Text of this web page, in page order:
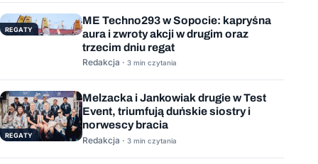
REGATY
ME Techno293 w Sopocie: kapryśna
aura i zwroty akcji w drugim oraz
trzecim dniu regat
Redakcja · 3 min czytania
REGATY
Melzacka i Jankowiak drugie w Test
Event, triumfują duńskie siostry i
norwescy bracia
Redakcja · 3 min czytania